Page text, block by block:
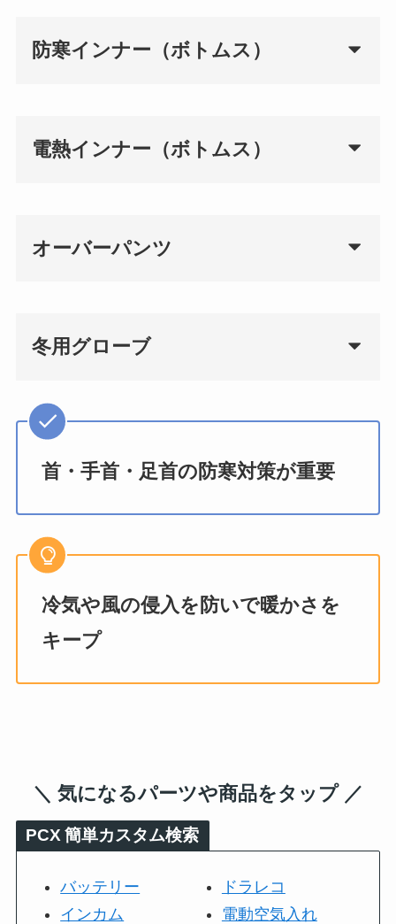
防寒インナー（ボトムス）
電熱インナー（ボトムス）
オーバーパンツ
冬用グローブ
首・手首・足首の防寒対策が重要
冷気や風の侵入を防いで暖かさを
キープ
＼ 気になるパーツや商品をタップ ／
PCX 簡単カスタム検索
バッテリー
インカム
ドラレコ
電動空気入れ